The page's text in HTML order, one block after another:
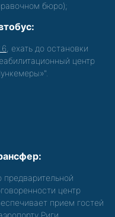
бюро);
, ехать до остановки
центр
предварительной
центр
прием гостей
Риги,